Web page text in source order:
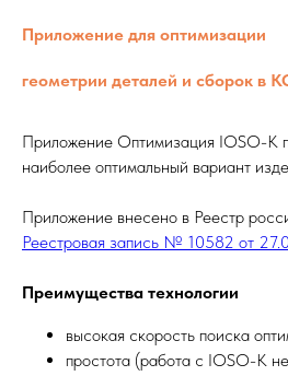
Приложение для оптимизации
геометрии деталей и сборок в
Приложение Оптимизация IOSO-K
наиболее оптимальный вариант
Приложение внесено в Реестр
Реестровая запись № 10582 от
Преимущества технологии
высокая скорость поиска
простота (работа с IOSO-К